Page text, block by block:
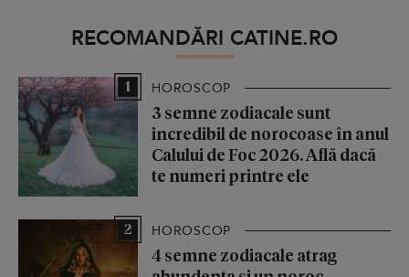
RECOMANDĂRI CATINE.RO
1 HOROSCOP
3 semne zodiacale sunt
incredibil de norocoase în anul
Calului de Foc 2026. Află dacă
te numeri printre ele
2 HOROSCOP
4 semne zodiacale atrag